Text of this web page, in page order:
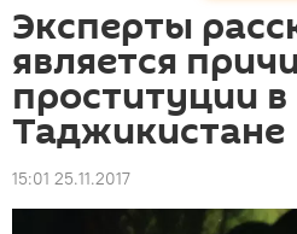
Эксперты
является
проституции в
Таджикистане
15:01 25.11.2017